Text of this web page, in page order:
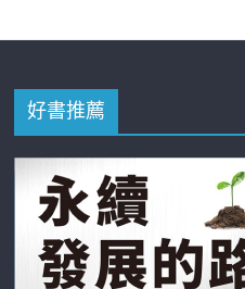
好書推薦